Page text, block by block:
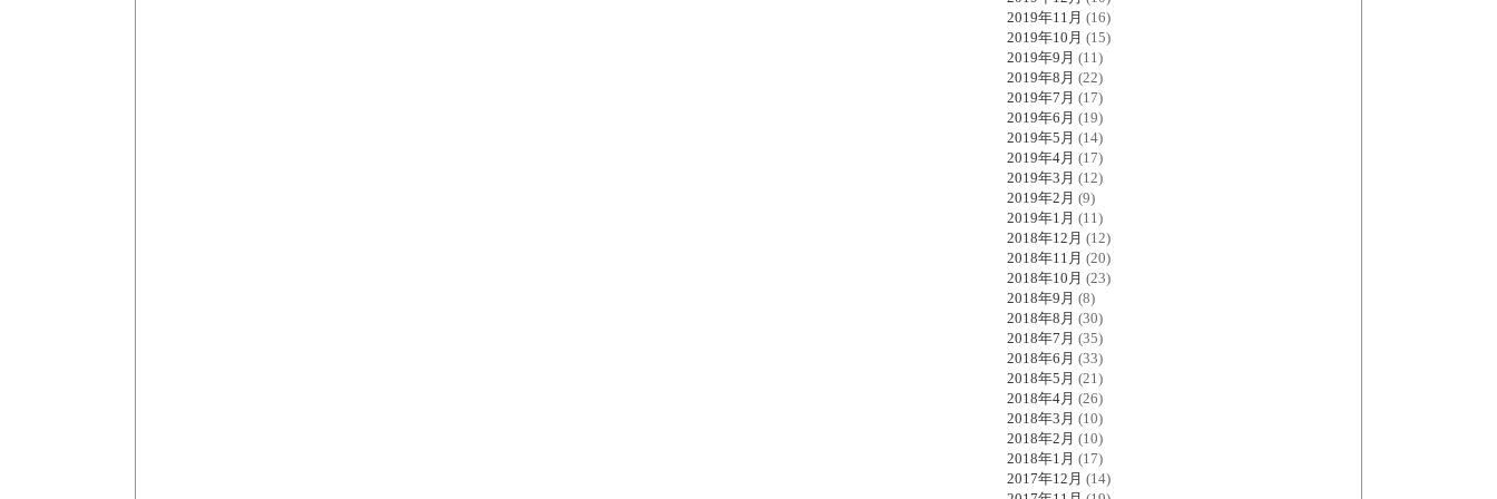
2019年11月 (16)
2019年10月 (15)
2019年9月 (11)
2019年8月 (22)
2019年7月 (17)
2019年6月 (19)
2019年5月 (14)
2019年4月 (17)
2019年3月 (12)
2019年2月 (9)
2019年1月 (11)
2018年12月 (12)
2018年11月 (20)
2018年10月 (23)
2018年9月 (8)
2018年8月 (30)
2018年7月 (35)
2018年6月 (33)
2018年5月 (21)
2018年4月 (26)
2018年3月 (10)
2018年2月 (10)
2018年1月 (17)
2017年12月 (14)